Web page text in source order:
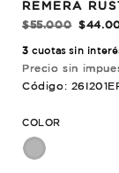
REMERA
$55.000
3 cuotas sin
Precio sin
Código:
COLOR